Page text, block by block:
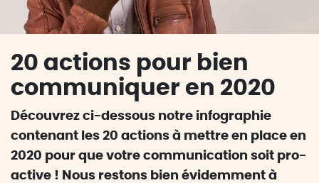
20 actions pour bien
communiquer en 2020
Découvrez ci-dessous notre infographie
contenant les 20 actions à mettre en place en
2020 pour que votre communication soit pro-
active ! Nous restons bien évidemment à